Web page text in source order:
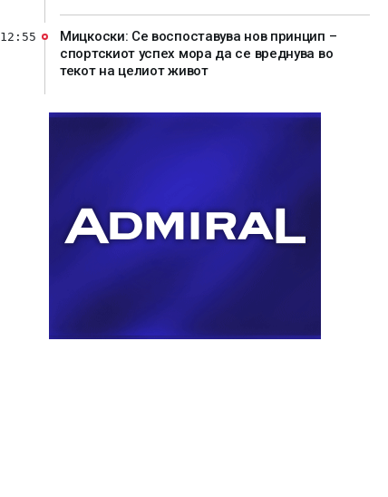
Мицкоски: Се воспоставува нов принцип –
спортскиот успех мора да се вреднува во
текот на целиот живот
12:55